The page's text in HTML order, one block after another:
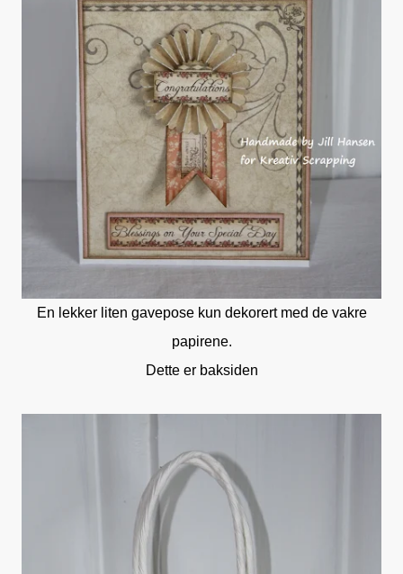
En lekker liten gavepose kun dekorert med de vakre
papirene.
Dette er baksiden